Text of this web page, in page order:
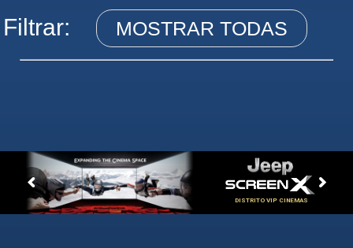
Filtrar: MOSTRAR TODAS
DISTRITO VIP CINEMAS